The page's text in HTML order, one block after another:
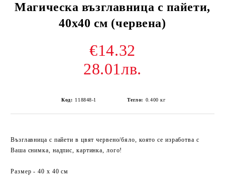
Магическа възглавница с пайети,
40х40 см (червена)
€14.32
28.01лв.
Код: 118848-1 Тегло: 0.400 кг
Възглавница с пайети в цвят червено/бяло, която се изработва с
Ваша снимка, надпис, картинка, лого!
Размер - 40 x 40 см